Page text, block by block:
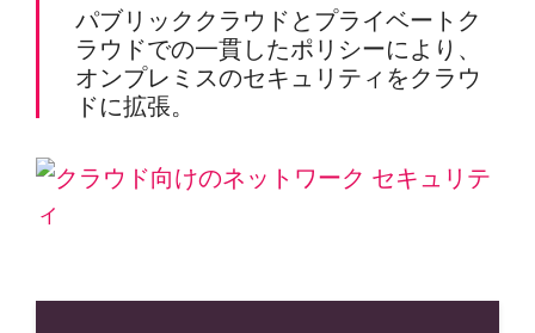
パブリッククラウドとプライベートク
ラウドでの一貫したポリシーにより、
オンプレミスのセキュリティをクラウ
ドに拡張。